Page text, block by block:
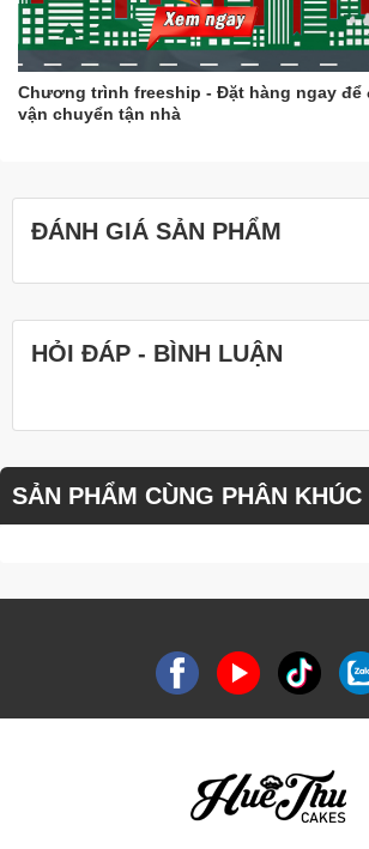
Chương trình freeship - Đặt hàng ngay để
vận chuyển tận nhà
ĐÁNH GIÁ SẢN PHẨM
HỎI ĐÁP - BÌNH LUẬN
SẢN PHẨM CÙNG PHÂN